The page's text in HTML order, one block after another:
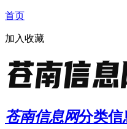
首页
加入收藏
苍南信息网分类信